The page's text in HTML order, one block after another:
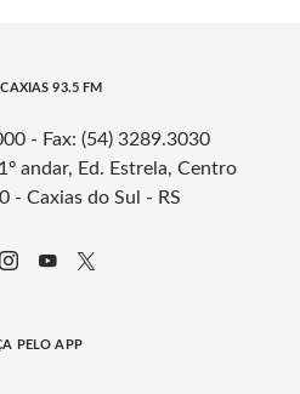
93.5 FM
- Fax: (54) 3289.3030
andar, Ed. Estrela, Centro
- Caxias do Sul - RS
PELO APP